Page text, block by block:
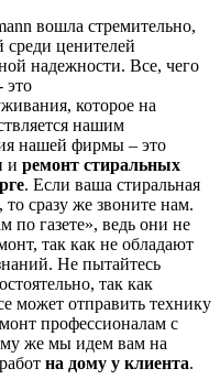
вошла стремительно,
среди ценителей
надежности. Все, чего
это
которое на
нашим
нашей фирмы – это
и ремонт стиральных
. Если ваша стиральная
сразу же звоните нам.
по газете», ведь они не
так как не обладают
Не пытайтесь
так как
может отправить технику
профессионалам с
же мы идем вам на
на дому у клиента.